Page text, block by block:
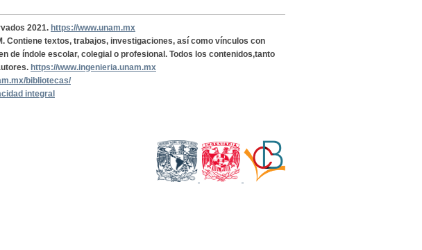
2021. https://www.unam.mx
Contiene textos, trabajos, investigaciones, así como vínculos con
de índole escolar, colegial o profesional. Todos los contenidos,tanto
https://www.ingenieria.unam.mx
bibliotecas/
integral